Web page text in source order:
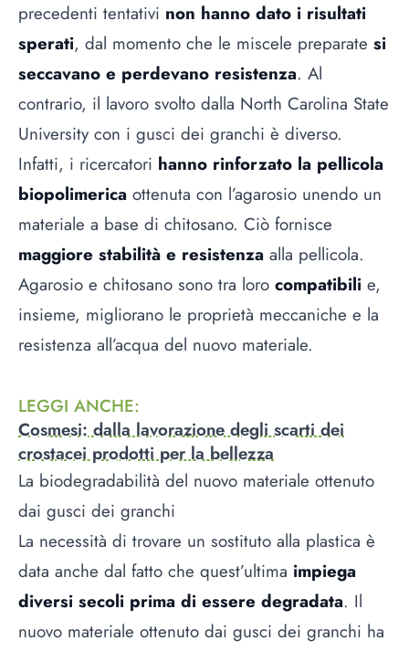
precedenti tentativi non hanno dato i risultati
sperati, dal momento che le miscele preparate si
seccavano e perdevano resistenza. Al
contrario, il lavoro svolto dalla North Carolina State
University con i gusci dei granchi è diverso.
Infatti, i ricercatori hanno rinforzato la pellicola
biopolimerica ottenuta con l’agarosio unendo un
materiale a base di chitosano. Ciò fornisce
maggiore stabilità e resistenza alla pellicola.
Agarosio e chitosano sono tra loro compatibili e,
insieme, migliorano le proprietà meccaniche e la
resistenza all’acqua del nuovo materiale.
LEGGI ANCHE:
Cosmesi: dalla lavorazione degli scarti dei
crostacei prodotti per la bellezza
La biodegradabilità del nuovo materiale ottenuto
dai gusci dei granchi
La necessità di trovare un sostituto alla plastica è
data anche dal fatto che quest’ultima impiega
diversi secoli prima di essere degradata. Il
nuovo materiale ottenuto dai gusci dei granchi ha